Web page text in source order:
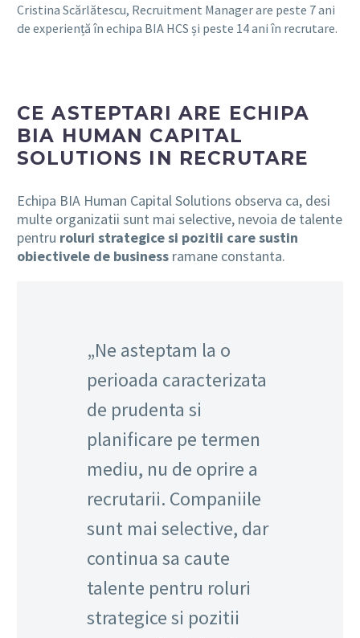
Cristina Scărlătescu, Recruitment Manager are peste 7 ani
de experiență în echipa BIA HCS și peste 14 ani în recrutare.
CE ASTEPTARI ARE ECHIPA
BIA HUMAN CAPITAL
SOLUTIONS IN RECRUTARE
Echipa BIA Human Capital Solutions observa ca, desi
multe organizatii sunt mai selective, nevoia de talente
pentru roluri strategice si pozitii care sustin
obiectivele de business ramane constanta.
„Ne asteptam la o
perioada caracterizata
de prudenta si
planificare pe termen
mediu, nu de oprire a
recrutarii. Companiile
sunt mai selective, dar
continua sa caute
talente pentru roluri
strategice si pozitii